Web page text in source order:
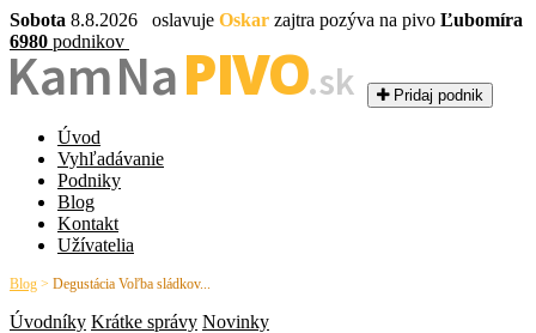
Sobota 8.8.2026 oslavuje Oskar zajtra pozýva na pivo Ľubomíra
6980 podnikov
Kam NaPIVO.sk Pridaj podnik
Úvod
Vyhľadávanie
Podniky
Blog
Kontakt
Užívatelia
Blog > Degustácia Voľba sládkov...
Úvodníky Krátke správy Novinky